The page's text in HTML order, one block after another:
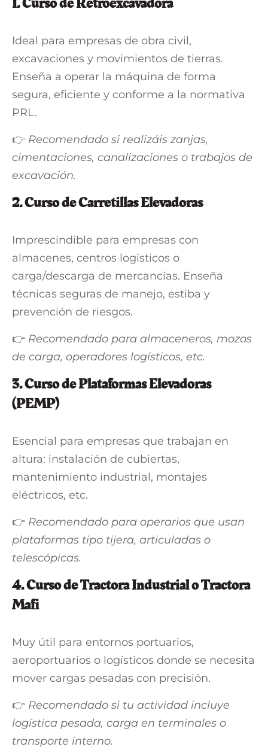
Ideal para empresas de obra civil,
excavaciones y movimientos de tierras.
Enseña a operar la máquina de forma
segura, eficiente y conforme a la normativa
PRL.
👉 Recomendado si realizáis zanjas,
cimentaciones, canalizaciones o trabajos de
excavación.
2.Curso de Carretillas Elevadoras
Imprescindible para empresas con
almacenes, centros logísticos o
carga/descarga de mercancías. Enseña
técnicas seguras de manejo, estiba y
prevención de riesgos.
👉 Recomendado para almaceneros, mozos
de carga, operadores logísticos, etc.
3.Curso de Plataformas Elevadoras
(PEMP)
Esencial para empresas que trabajan en
altura: instalación de cubiertas,
mantenimiento industrial, montajes
eléctricos, etc.
👉 Recomendado para operarios que usan
plataformas tipo tijera, articuladas o
telescópicas.
4.Curso de Tractora Industrial o Tractora
Mafi
Muy útil para entornos portuarios,
aeroportuarios o logísticos donde se necesita
mover cargas pesadas con precisión.
👉 Recomendado si tu actividad incluye
logística pesada, carga en terminales o
transporte interno.